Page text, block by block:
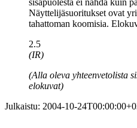
sisäpuolesta ei nähdä kuin
Näyttelijäsuoritukset ovat
tahattoman koomisia.
2.5
(IR)
(Alla oleva yhteenvetolista
elokuvat)
Julkaistu: 2004-10-